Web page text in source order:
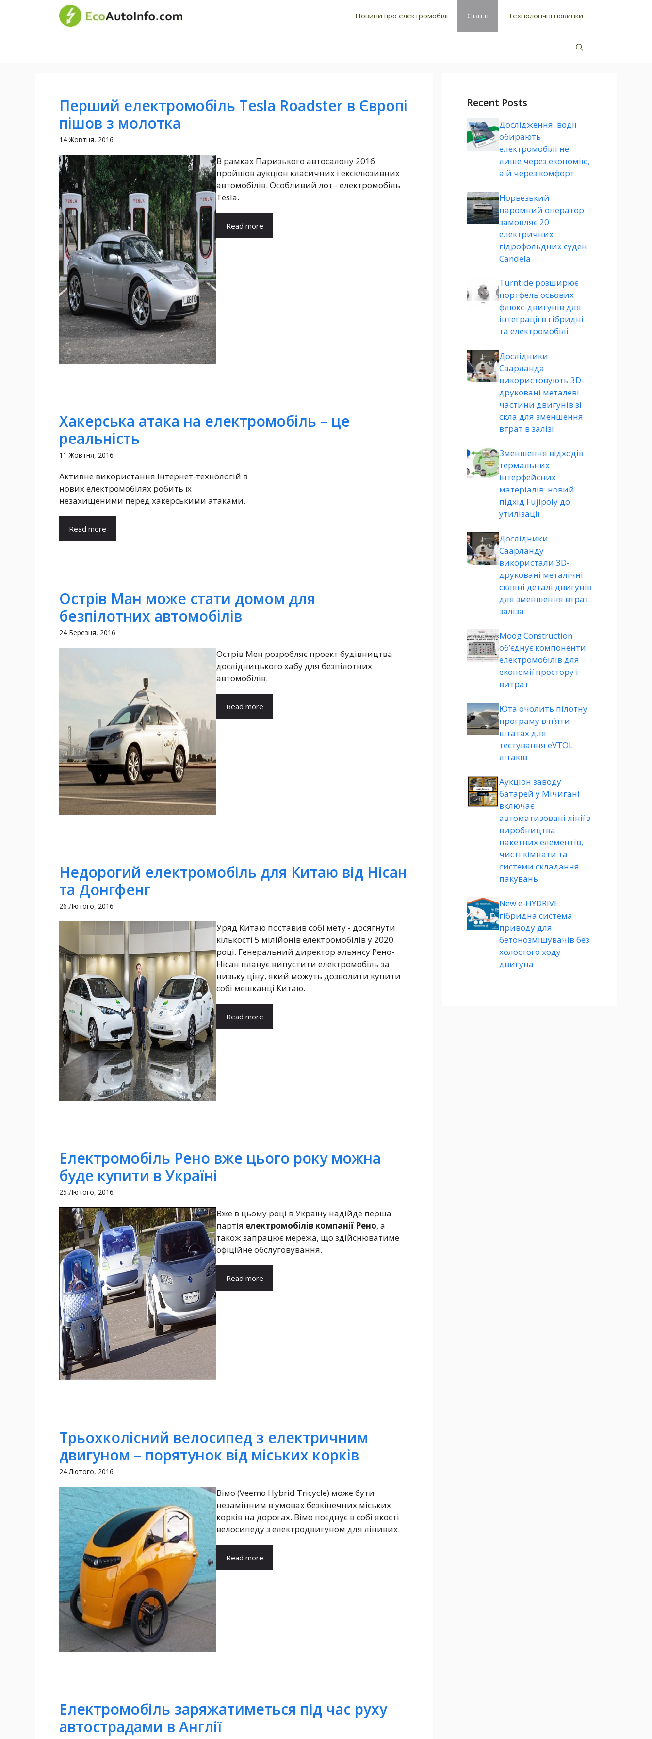
Новини про електромобілі Статті Технологічні новинки
Перший електромобіль Tesla Roadster в Європі
пішов з молотка
14 Жовтня, 2016
В рамках Паризького автосалону 2016
пройшов аукціон класичних і ексклюзивних
автомобілів. Особливий лот - електромобіль
Tesla.
Read more
Хакерська атака на електромобіль – це
реальність
11 Жовтня, 2016
Активне використання Інтернет-технологій в
нових електромобілях робить їх
незахищеними перед хакерськими атаками.
Read more
Острів Ман може стати домом для
безпілотних автомобілів
24 Березня, 2016
Острів Мен розробляє проект будівництва
дослідницького хабу для безпілотних
автомобілів.
Read more
Недорогий електромобіль для Китаю від Нісан
та Донгфенг
26 Лютого, 2016
Уряд Китаю поставив собі мету - досягнути
кількості 5 мілійонів електромобілів у 2020
році. Генеральний директор альянсу Рено-
Нісан планує випустити електромобіль за
низьку ціну, який можуть дозволити купити
собі мешканці Китаю.
Read more
Електромобіль Рено вже цього року можна
буде купити в Україні
25 Лютого, 2016
Вже в цьому році в Україну надійде перша
партія електромобілів компанії Рено, а
також запрацює мережа, що здійснюватиме
офіційне обслуговування.
Read more
Трьохколісний велосипед з електричним
двигуном – порятунок від міських корків
24 Лютого, 2016
Вімо (Veemo Hybrid Tricycle) може бути
незамінним в умовах безкінечних міських
корків на дорогах. Вімо поєднує в собі якості
велосипеду з електродвигуном для лінивих.
Read more
Електромобіль заряжатиметься під час руху
автострадами в Англії
Recent Posts
Дослідження: водії
обирають
електромобілі не
лише через економію,
а й через комфорт
Норвезький
паромний оператор
замовляє 20
електричних
гідрофольдних суден
Candela
Turntide розширює
портфель осьових
флюкс-двигунів для
інтеграції в гібридні
та електромобілі
Дослідники
Саарланда
використовують 3D-
друковані металеві
частини двигунів зі
скла для зменшення
втрат в залізі
Зменшення відходів
термальних
інтерфейсних
матеріалів: новий
підхід Fujipoly до
утилізації
Дослідники
Саарланду
використали 3D-
друковані металічні
скляні деталі двигунів
для зменшення втрат
заліза
Moog Construction
об’єднує компоненти
електромобілів для
економії простору і
витрат
Юта очолить пілотну
програму в п’яти
штатах для
тестування eVTOL
літаків
Аукціон заводу
батарей у Мічигані
включає
автоматизовані лінії з
виробництва
пакетних елементів,
чисті кімнати та
системи складання
пакувань
New e-HYDRIVE:
гібридна система
приводу для
бетонозмішувачів без
холостого ходу
двигуна